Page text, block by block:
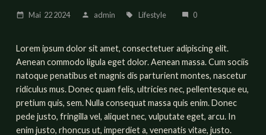
date_range Mai 222024 person admin local_offer Lifestyle mode_comment 0
Lorem ipsum dolor sit amet, consectetuer adipiscing elit.
Aenean commodo ligula eget dolor. Aenean massa. Cum sociis
natoque penatibus et magnis dis parturient montes, nascetur
ridiculus mus. Donec quam felis, ultricies nec, pellentesque eu,
pretium quis, sem. Nulla consequat massa quis enim. Donec
pede justo, fringilla vel, aliquet nec, vulputate eget, arcu. In
enim justo, rhoncus ut, imperdiet a, venenatis vitae, justo.